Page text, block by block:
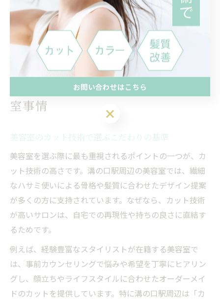
施術内容や薬剤の説明が不十分なサロンでは、思わぬト
ラブルにつながるリスクもあるため、丁寧な説明と相談
ができる美容室を選ぶことが大切です。
こだわり派が選ぶ溝の口駅の美容
室事情
美容室のカット技術で選ぶこだわりの基準
美容室を選ぶ際に最も重視されるポイントの一つが、カ
ット技術の高さです。溝の口駅周辺の美容室では、繊細
なハサミ使いによる骨格や髪質に合わせたデザイン提案
が多くの方に支持されています。なぜなら、カット技術
が高いサロンは、自宅での再現性や持ちの良さに直結す
るためです。
例えば、経験豊富なスタイリストが在籍する美容室で
は、事前カウンセリングで悩みや希望を丁寧にヒアリン
グし、顔立ちやライフスタイルに合わせたオーダーメイ
ドのカットを提供しています。特に溝の口駅周辺は「カ
お問い合わせはこちら
お問い合わせはこちら